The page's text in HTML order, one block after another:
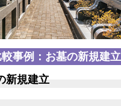
事例：お墓の新規建立
新規建立